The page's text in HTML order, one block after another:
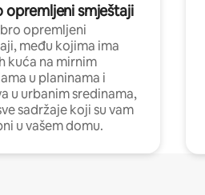
opremljeni smještaji
opremljeni
među kojima ima
kuća na mirnim
u planinama i
u urbanim sredinama,
sadržaje koji su vam
u vašem domu.